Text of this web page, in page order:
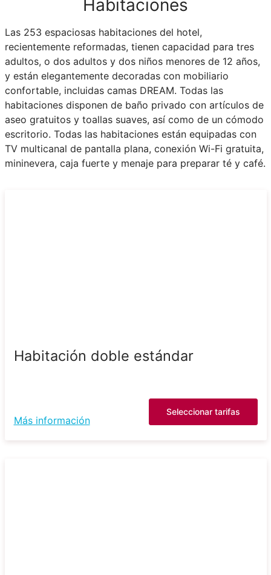
Habitaciones
Las 253 espaciosas habitaciones del hotel,
recientemente reformadas, tienen capacidad para tres
adultos, o dos adultos y dos niños menores de 12 años,
y están elegantemente decoradas con mobiliario
confortable, incluidas camas DREAM. Todas las
habitaciones disponen de baño privado con artículos de
aseo gratuitos y toallas suaves, así como de un cómodo
escritorio. Todas las habitaciones están equipadas con
TV multicanal de pantalla plana, conexión Wi-Fi gratuita,
mininevera, caja fuerte y menaje para preparar té y café.
Habitación doble estándar
Más información
Seleccionar tarifas